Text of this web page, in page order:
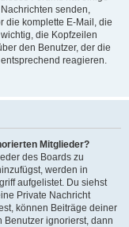
senden,
die komplette E-Mail, die
die Kopfzeilen
den Benutzer, der die
reagieren.
Mitglieder?
des Boards zu
werden in
aufgelistet. Du siehst
Private Nachricht
können Beiträge deiner
Benutzer ignorierst, dann